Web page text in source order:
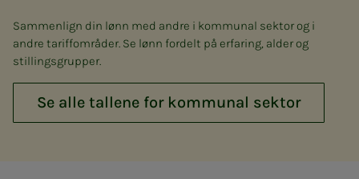
Sammenlign din lønn med andre i kommunal sektor og i
andre tariffområder. Se lønn fordelt på erfaring, alder og
stillingsgrupper.
Se alle tallene for kommunal sektor